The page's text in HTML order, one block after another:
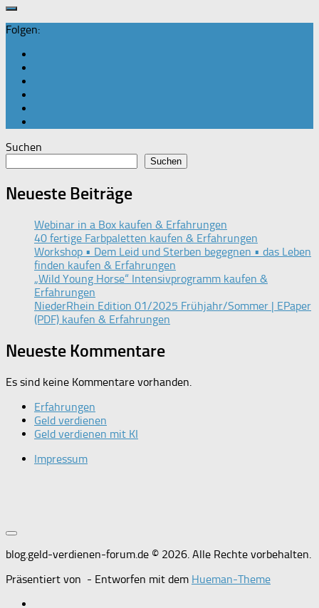
Folgen:
Suchen
Suchen
Neueste Beiträge
Webinar in a Box kaufen & Erfahrungen
40 fertige Farbpaletten kaufen & Erfahrungen
Workshop • Dem Leid und Sterben begegnen • das Leben
finden kaufen & Erfahrungen
„Wild Young Horse“ Intensivprogramm kaufen &
Erfahrungen
NiederRhein Edition 01/2025 Frühjahr/Sommer | EPaper
(PDF) kaufen & Erfahrungen
Neueste Kommentare
Es sind keine Kommentare vorhanden.
Erfahrungen
Geld verdienen
Geld verdienen mit KI
Impressum
blog.geld-verdienen-forum.de © 2026. Alle Rechte vorbehalten.
Präsentiert von - Entworfen mit dem Hueman-Theme